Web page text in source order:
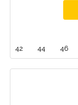
42 44 46